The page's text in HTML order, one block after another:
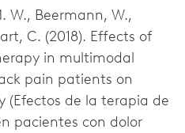
W., Beermann, W.,
C. (2018). Effects of
in multimodal
pain patients on
(Efectos de la terapia de
pacientes con dolor